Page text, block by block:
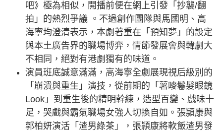
吧》極為相似，開播前便在網上引發「抄襲/翻
拍」的熱烈爭議 。不過創作團隊與馬國明、高
海寧均澄清表示，本劇著重在「預知夢」的設定
與本土廣告界的職場博弈，情節發展會與韓劇大
不相同，絕對有港劇獨有的味道。
演員班底誠意滿滿，高海寧全劇展現視后級別的
「崩潰與重生」演技，從前期的「薯嘜鬈髮眼鏡
Look」到重生後的精明幹練，造型百變、戲味十
足，哭戲與霸氣職場女強人切換自如。張頴康與
郭柏妍演活「渣男綠茶」，張頴康將軟飯渣男發